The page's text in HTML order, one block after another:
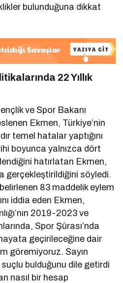
bulunduğuna dikkat
22 Yıllık
ve Spor Bakanı
Ekmen, Türkiye’nin
temel hatalar yaptığını
boyunca yalnızca dört
hatırlatan Ekmen,
gerçekleştirildiğini söyledi.
83 maddelik eylem
iddia eden Ekmen,
2019-2023 ve
Spor Şûrası’nda
geçirileceğine dair
göremiyoruz. Sayın
bulduğunu dile getirdi
nasıl bir hesap